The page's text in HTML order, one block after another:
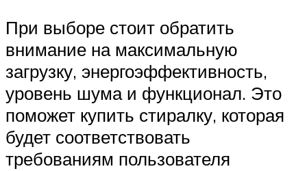
При выборе стоит обратить
внимание на максимальную
загрузку, энергоэффективность,
уровень шума и функционал. Это
поможет купить стиралку, которая
будет соответствовать
требованиям пользователя